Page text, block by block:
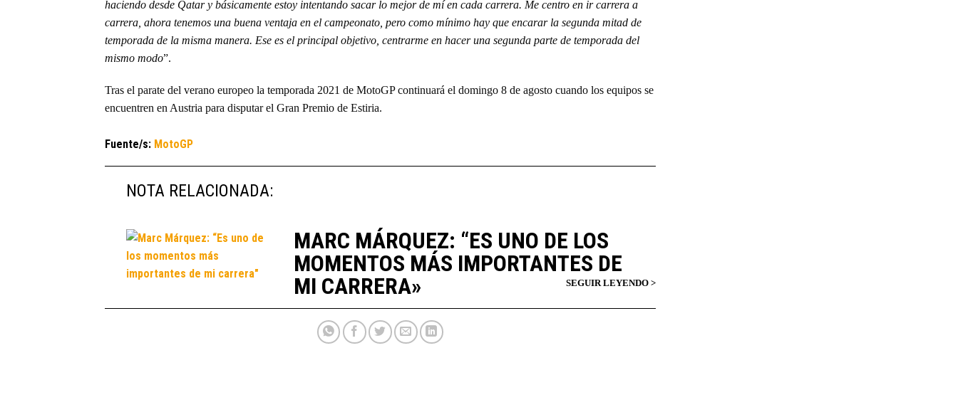
haciendo desde Qatar y básicamente estoy intentando sacar lo mejor de mí en cada carrera. Me centro en ir carrera a
carrera, ahora tenemos una buena ventaja en el campeonato, pero como mínimo hay que encarar la segunda mitad de
temporada de la misma manera. Ese es el principal objetivo, centrarme en hacer una segunda parte de temporada del
mismo modo”.
Tras el parate del verano europeo la temporada 2021 de MotoGP continuará el domingo 8 de agosto cuando los equipos se
encuentren en Austria para disputar el Gran Premio de Estiria.
Fuente/s: MotoGP
NOTA RELACIONADA:
MARC MÁRQUEZ: “ES UNO DE LOS
MOMENTOS MÁS IMPORTANTES DE
MI CARRERA»